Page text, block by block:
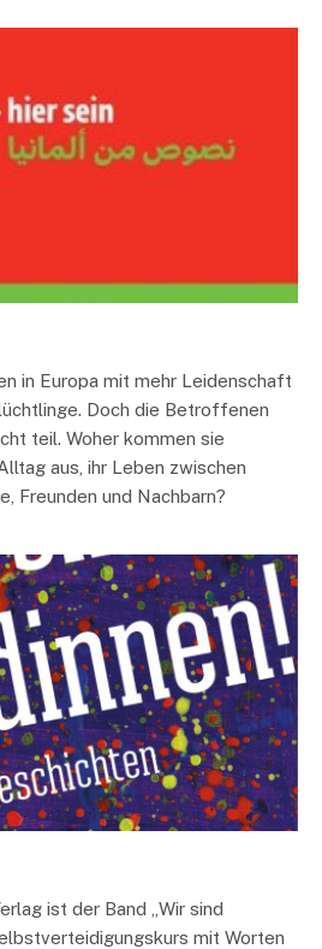
in Europa mit mehr Leidenschaft
Doch die Betroffenen
teil. Woher kommen sie
aus, ihr Leben zwischen
Freunden und Nachbarn?
ist der Band „Wir sind
mit Worten